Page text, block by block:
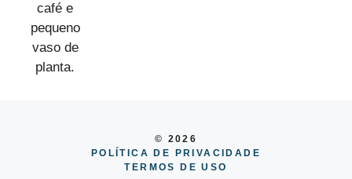
© 2026
POLÍTICA DE PRIVACIDADE
TERMOS DE USO